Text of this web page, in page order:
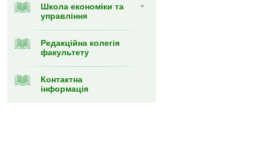
Школа економіки та
управління
Редакційна колегія
факультету
Контактна
інформація